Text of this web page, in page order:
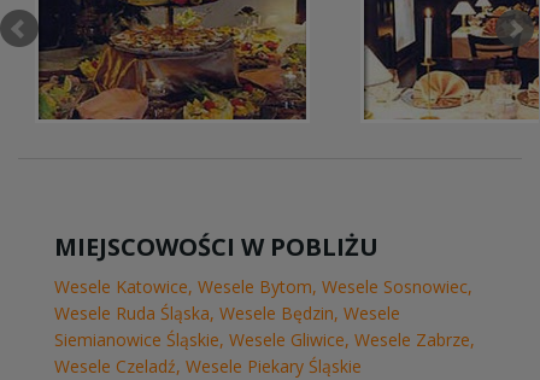
MIEJSCOWOŚCI W POBLIŻU
Wesele Katowice, Wesele Bytom, Wesele Sosnowiec,
Wesele Ruda Śląska, Wesele Będzin, Wesele
Siemianowice Śląskie, Wesele Gliwice, Wesele Zabrze,
Wesele Czeladź, Wesele Piekary Śląskie